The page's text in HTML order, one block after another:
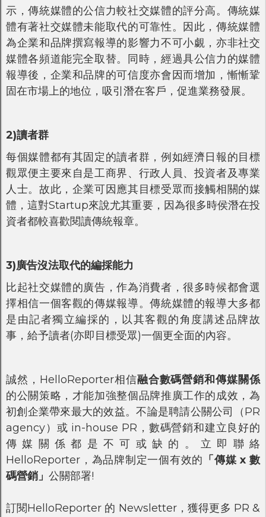
示，傳統媒體的公信力較社交媒體的評分高。傳統媒
體有著社交媒體未能取代的可靠性。因此，傳統媒體
為企業和品牌撰寫報導的影響力不可小覷，亦非社交
媒體各頻道能完全取替。同時，經過具公信力的媒體
報導後，企業和品牌的可信度亦會因而增加，慚慚鞏
固在市場上的地位，吸引潛在客戶，促進業務發展。
2)讀者群
每個媒體都有其固定的讀者群，例如經濟日報的目標
觀眾便主要來自是工商界、行政人員、投資者及專業
人士。故此，企業可因應其目標受眾而接觸相關的媒
體，這對Startup來說尤其重要，因為很多時侯潛在投
資者都較喜歡閱讀傳統報章。
3)廣告沒法取代的編採能力
比起社交媒體的廣告，作為消費者，很多時候都會選
擇相信一個客觀的傳媒報導。傳統媒體的報導大多都
是由記者獨立編採的，以其客觀的角度講述品牌故
事，給予讀者(亦即目標受眾)一個更全面的內容。
誠然，HelloReporter相信融合數碼營銷和傳媒關係
的公關策略，才能加強整個品牌推廣工作的成效，為
初創企業帶來最大的效益。不論是聘請公關公司（PR
agency）或 in-house PR，數碼營銷和建立良好的
傳媒關係都是不可或缺的。立即聯絡
HelloReporter，為品牌制定一個有效的 「傳媒 x 數
碼營銷」 公關部署!
訂閱HelloReporter 的 Newsletter，獲得更多 PR &